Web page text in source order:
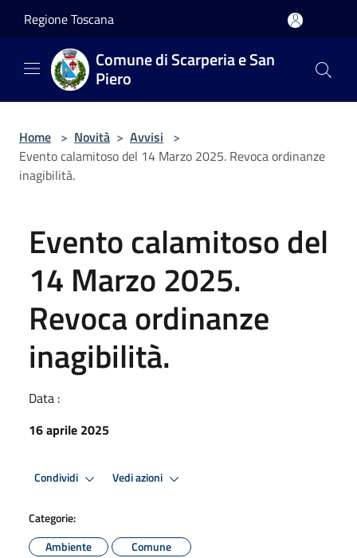
Regione Toscana
Comune di Scarperia e San
Piero
Home > Novità > Avvisi >
Evento calamitoso del 14 Marzo 2025. Revoca ordinanze
inagibilità.
Evento calamitoso del
14 Marzo 2025.
Revoca ordinanze
inagibilità.
Data :
16 aprile 2025
Condividi Vedi azioni
Categorie:
Ambiente
Comune